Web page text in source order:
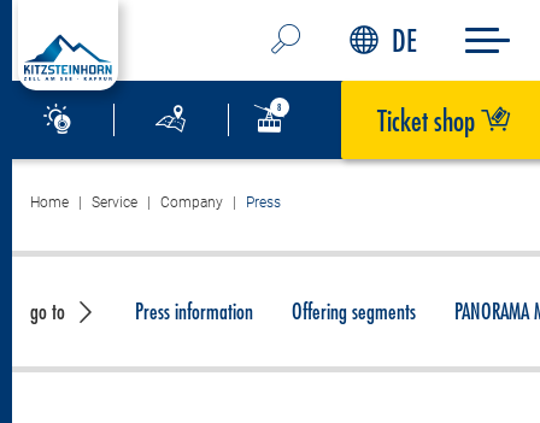
Ticket shop
DE
Home Service Company Press
go to Press information Offering segments